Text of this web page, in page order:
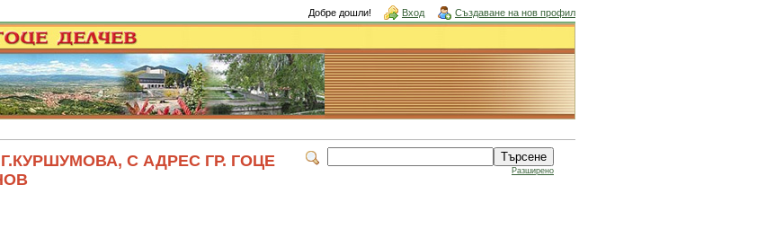
Добре дошли! Вход Създаване на нов профил
Разширено
С АДРЕС ГР. ГОЦЕ